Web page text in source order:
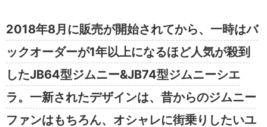
2018年8月に販売が開始されてから、一時はバ
ックオーダーが1年以上になるほど人気が殺到
したJB64型ジムニー&JB74型ジムニーシエ
ラ。一新されたデザインは、昔からのジムニー
ファンはもちろん、オシャレに街乗りしたいユ